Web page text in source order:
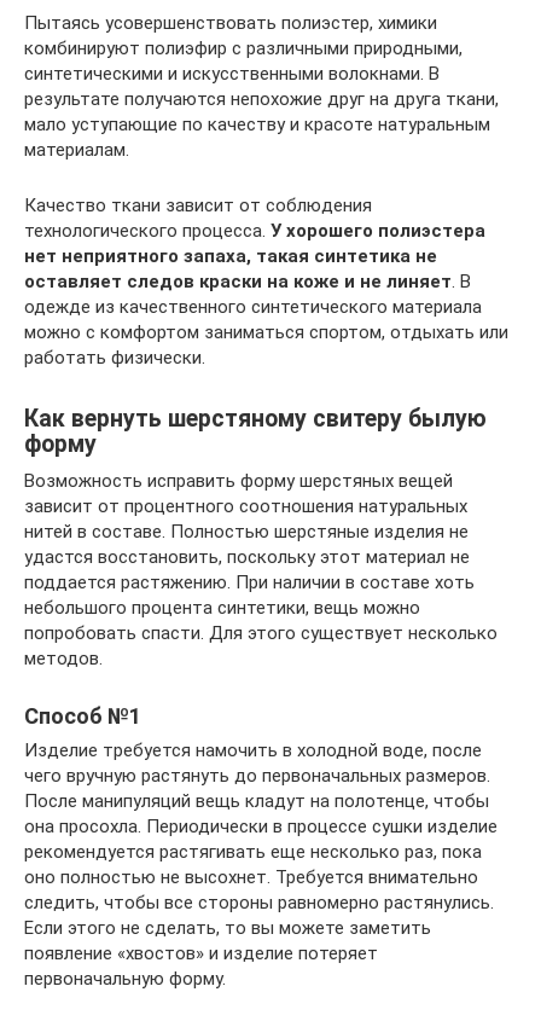
Пытаясь усовершенствовать полиэстер, химики
комбинируют полиэфир с различными природными,
синтетическими и искусственными волокнами. В
результате получаются непохожие друг на друга ткани,
мало уступающие по качеству и красоте натуральным
материалам.
Качество ткани зависит от соблюдения
технологического процесса. У хорошего полиэстера
нет неприятного запаха, такая синтетика не
оставляет следов краски на коже и не линяет . В
одежде из качественного синтетического материала
можно с комфортом заниматься спортом, отдыхать или
работать физически.
Как вернуть шерстяному свитеру былую
форму
Возможность исправить форму шерстяных вещей
зависит от процентного соотношения натуральных
нитей в составе. Полностью шерстяные изделия не
удастся восстановить, поскольку этот материал не
поддается растяжению. При наличии в составе хоть
небольшого процента синтетики, вещь можно
попробовать спасти. Для этого существует несколько
методов.
Способ №1
Изделие требуется намочить в холодной воде, после
чего вручную растянуть до первоначальных размеров.
После манипуляций вещь кладут на полотенце, чтобы
она просохла. Периодически в процессе сушки изделие
рекомендуется растягивать еще несколько раз, пока
оно полностью не высохнет. Требуется внимательно
следить, чтобы все стороны равномерно растянулись.
Если этого не сделать, то вы можете заметить
появление «хвостов» и изделие потеряет
первоначальную форму.